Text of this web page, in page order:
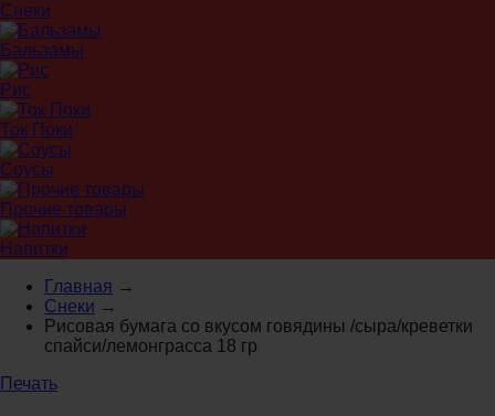
Снеки
Бальзамы
Рис
Ток Поки
Соусы
Прочие товары
Напитки
Главная →
Снеки →
Рисовая бумага со вкусом говядины /сыра/креветки
спайси/лемонграсса 18 гр
Печать